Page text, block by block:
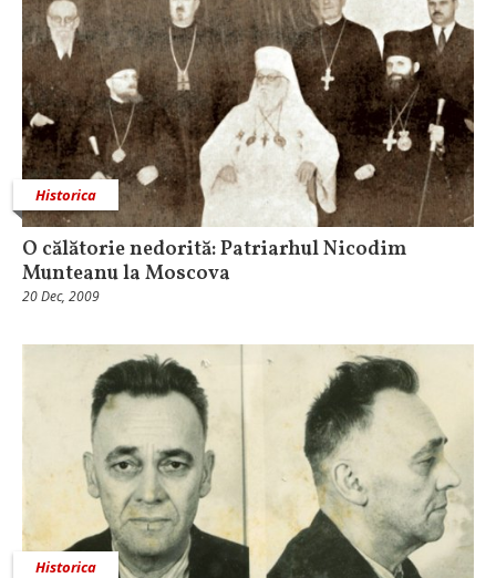
Historica
O călătorie nedorită: Patriarhul Nicodim
Munteanu la Moscova
20 Dec, 2009
Historica